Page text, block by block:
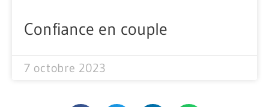
Confiance en couple
7 octobre 2023